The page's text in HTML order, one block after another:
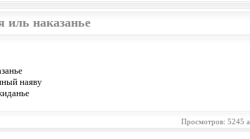
иль наказанье
наяву
Просмотров: 5245